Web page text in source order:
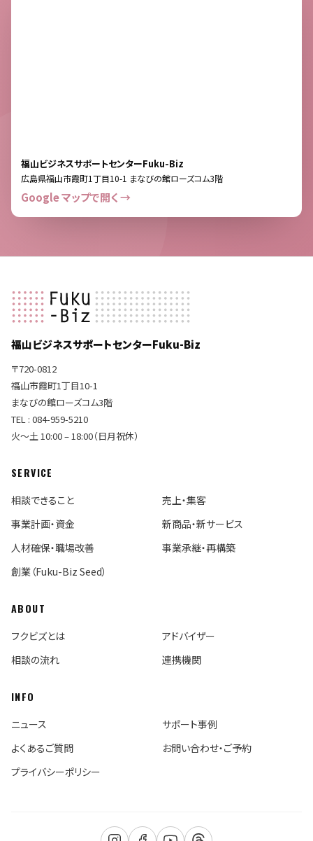
福山ビジネスサポートセンターFuku-Biz
広島県福山市霞町1丁目10-1 まなびの館ローズコム3階
Google マップで開く →
福山ビジネスサポートセンターFuku-Biz
〒720-0812
福山市霞町1丁目10-1
まなびの館ローズコム3階
TEL : 084-959-5210
火〜土 10:00 – 18:00（日月祝休）
SERVICE
相談できること
売上・集客
事業計画・資金
新商品・新サービス
人材確保・職場改善
事業承継・再構築
創業（Fuku-Biz Seed）
ABOUT
フクビズとは
アドバイザー
相談の流れ
連携機関
INFO
ニュース
サポート事例
よくあるご質問
お問い合わせ・ご予約
プライバシーポリシー